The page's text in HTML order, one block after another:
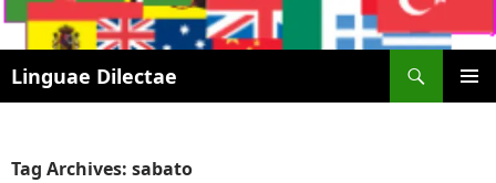
Linguae Dilectae
SKIP
Tag Archives: sabato